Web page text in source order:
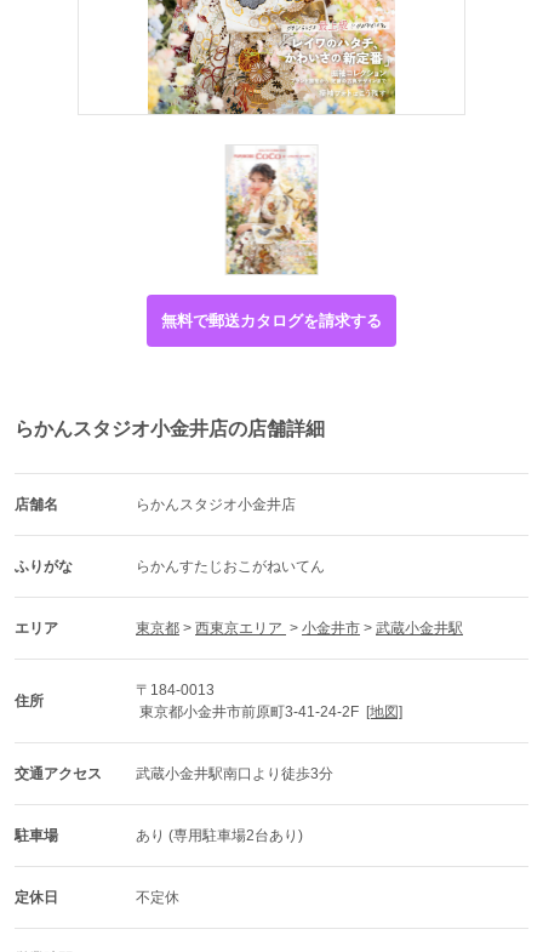
無料で郵送カタログを請求する
らかんスタジオ小金井店の店舗詳細
店舗名 らかんスタジオ小金井店
ふりがな らかんすたじおこがねいてん
エリア 東京都 > 西東京エリア > 小金井市 > 武蔵小金井駅
住所
〒184-0013
東京都小金井市前原町3-41-24-2F [地図]
交通アクセス 武蔵小金井駅南口より徒歩3分
駐車場 あり (専用駐車場2台あり)
定休日 不定休